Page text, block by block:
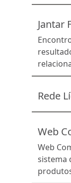
Edifício
Paulo.
um dos
Jantar
e
reforça
Rede
Web
Web
sistema